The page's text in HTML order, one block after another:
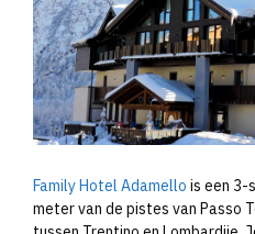
Family Hotel Adamello is een 3-
meter van de pistes van Passo